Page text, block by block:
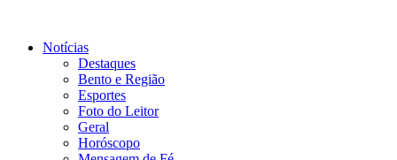
Notícias
Destaques
Bento e Região
Esportes
Foto do Leitor
Geral
Horóscopo